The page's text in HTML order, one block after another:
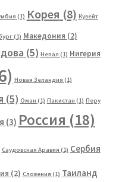
(1) Корея (8) Кувейт
(1) Македония (2)
(5) Непал (1) Нигерия
Новая Зеландия (1)
(5) Оман (1) Пакистан (1) Перу
(3) Россия (18)
Саудовская Аравия (1) Сербия
(2) Словения (1) Таиланд